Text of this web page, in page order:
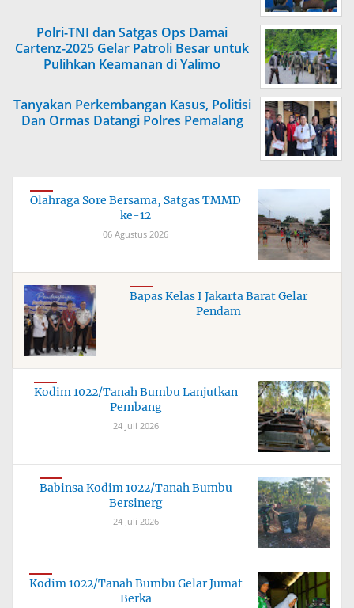
Polri-TNI dan Satgas Ops Damai
Cartenz-2025 Gelar Patroli Besar untuk
Pulihkan Keamanan di Yalimo
Tanyakan Perkembangan Kasus, Politisi
Dan Ormas Datangi Polres Pemalang
Olahraga Sore Bersama, Satgas TMMD
ke-12
06 Agustus 2026
Bapas Kelas I Jakarta Barat Gelar
Pendam
Kodim 1022/Tanah Bumbu Lanjutkan
Pembang
24 Juli 2026
Babinsa Kodim 1022/Tanah Bumbu
Bersinerg
24 Juli 2026
Kodim 1022/Tanah Bumbu Gelar Jumat
Berka